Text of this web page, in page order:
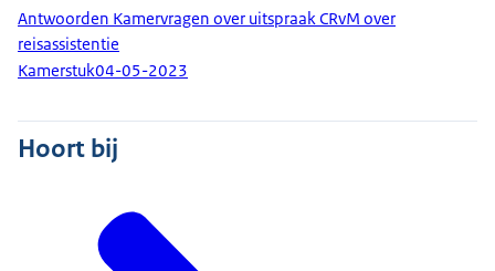
Antwoorden Kamervragen over uitspraak CRvM over
reisassistentie
Kamerstuk04-05-2023
Hoort bij